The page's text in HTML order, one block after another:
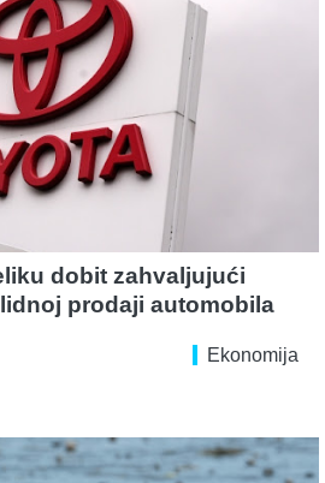
dobit zahvaljujući
prodaji automobila
Ekonomija